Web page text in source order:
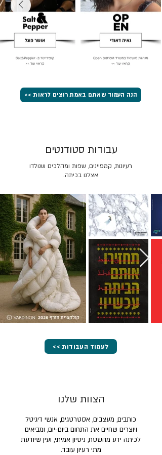
הנה העמוד שאתם באמת רוצים לראות >>
רעיונות, קמפיינים, שפות ומהלכים שנולדו
אצלנו בכיתה.
עבודות סטודנטים
<< לעמוד העבודות
הצוות שלנו
כותבים, מעצבים, אסטרטגים, אנשי דיגיטל
ויוצרים שחיים את התחום ביום-יום, ומביאים
לכיתה ידע מהשטח, ניסיון אמיתי, ועין שיודעת
מתי רעיון עובד.